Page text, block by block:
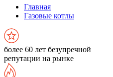
Главная
Газовые котлы
более 60 лет безупречной
репутации на рынке